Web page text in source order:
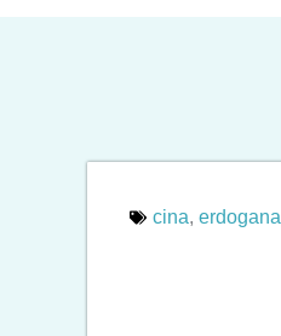
cina, erdogana